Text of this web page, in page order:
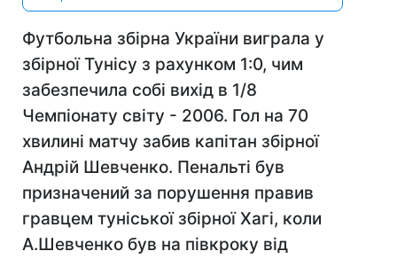
Футбольна збірна України виграла у
збірної Тунісу з рахунком 1:0, чим
забезпечила собі вихід в 1/8
Чемпіонату світу - 2006. Гол на 70
хвилині матчу забив капітан збірної
Андрій Шевченко. Пенальті був
призначений за порушення правив
гравцем туніської збірної Хагі, коли
А.Шевченко був на півкроку від